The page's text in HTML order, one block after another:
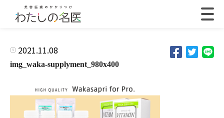
2021.11.08
img_waka-supplyment_980x400